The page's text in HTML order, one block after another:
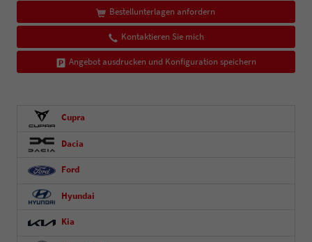
Bestellunterlagen anfordern
Kontaktieren Sie mich
Angebot ausdrucken und Konfiguration speichern
Cupra
Dacia
Ford
Hyundai
Kia